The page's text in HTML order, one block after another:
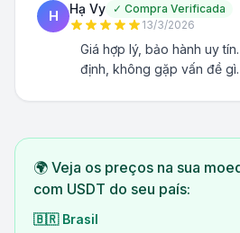
H Hạ Vy ✓ Compra Verificada
13/3/2026
Giá hợp lý, bảo hành uy
định, không gặp vấn đề gì.
🌍 Veja os preços na sua
com USDT do seu país:
🇧🇷 Brasil